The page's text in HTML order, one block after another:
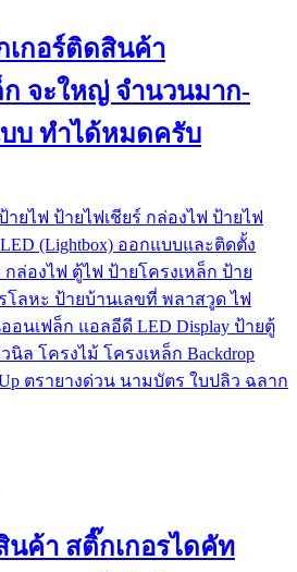
กอร์ติดสินค้า
ก จะใหญ่ จำนวนมาก-
บ ทำได้หมดครับ
ยไฟ ป้ายไฟเชียร์ กล่องไฟ ป้ายไฟ
(Lightbox) ออกแบบและติดตั้ง
ล่องไฟ ตู้ไฟ ป้ายโครงเหล็ก ป้าย
ลหะ ป้ายบ้านเลขที่ พลาสวูด ไฟ
นเฟล็ก แอลอีดี LED Display ป้ายตู้
ล โครงไม้ โครงเหล็ก Backdrop
ตรายางด่วน นามบัตร ใบปลิว ฉลาก
นค้า สติ๊กเกอรไดคัท